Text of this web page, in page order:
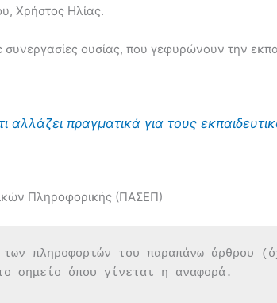
Χρήστος Ηλίας.
ουσίας, που γεφυρώνουν την
αλλάζει πραγματικά για τους
Πληροφορικής (ΠΑΣΕΠ)
των πληροφοριών του παραπάνω άρθρου
σημείο όπου γίνεται η αναφορά.